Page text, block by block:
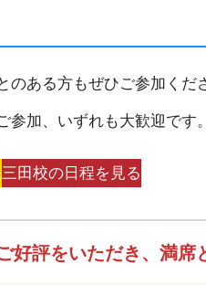
ある方もぜひご参加くだ
加、いずれも大歓迎です。
三田校の日程を見る
評をいただき、満席